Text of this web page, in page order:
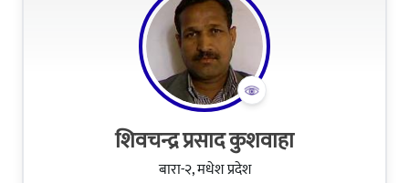
शिवचन्द्र प्रसाद कुशवाहा
बारा-२, मधेश प्रदेश